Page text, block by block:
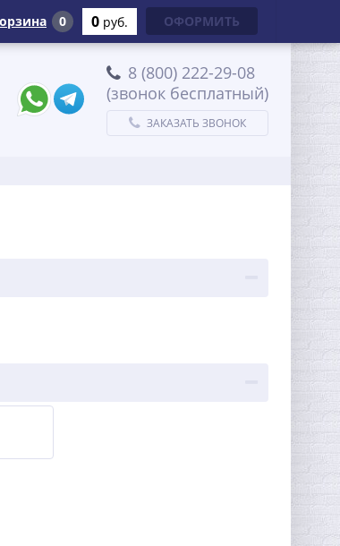
8 (800) 222-29-08
(звонок бесплатный)
ЗАКАЗАТЬ ЗВОНОК
0 0 руб. ОФОРМИТЬ